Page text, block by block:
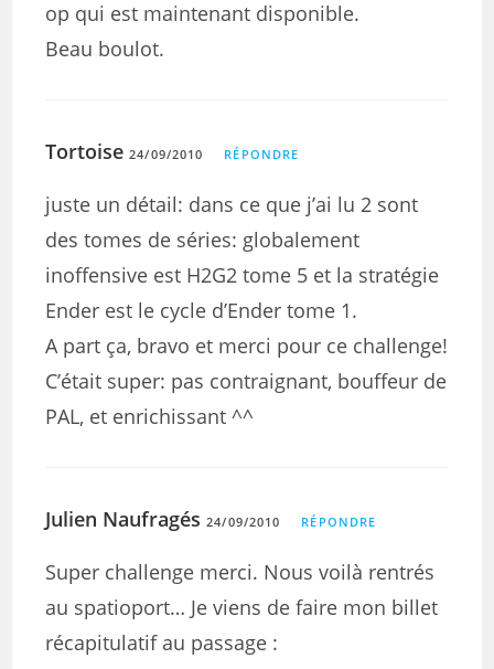
op qui est maintenant disponible.
Beau boulot.
Tortoise 24/09/2010 RÉPONDRE
juste un détail: dans ce que j’ai lu 2 sont
des tomes de séries: globalement
inoffensive est H2G2 tome 5 et la stratégie
Ender est le cycle d’Ender tome 1.
A part ça, bravo et merci pour ce challenge!
C’était super: pas contraignant, bouffeur de
PAL, et enrichissant ^^
Julien Naufragés 24/09/2010 RÉPONDRE
Super challenge merci. Nous voilà rentrés
au spatioport… Je viens de faire mon billet
récapitulatif au passage :